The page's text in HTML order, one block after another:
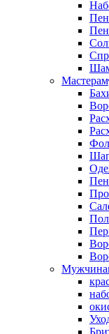
Мастерам